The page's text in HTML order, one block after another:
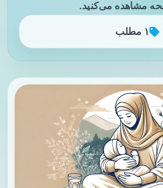
مشاهده می‌کنید.
۱ مطلب